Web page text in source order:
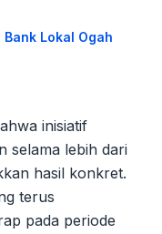
Lokal Ogah
inisiatif
selama lebih dari
hasil konkret.
terus
pada periode